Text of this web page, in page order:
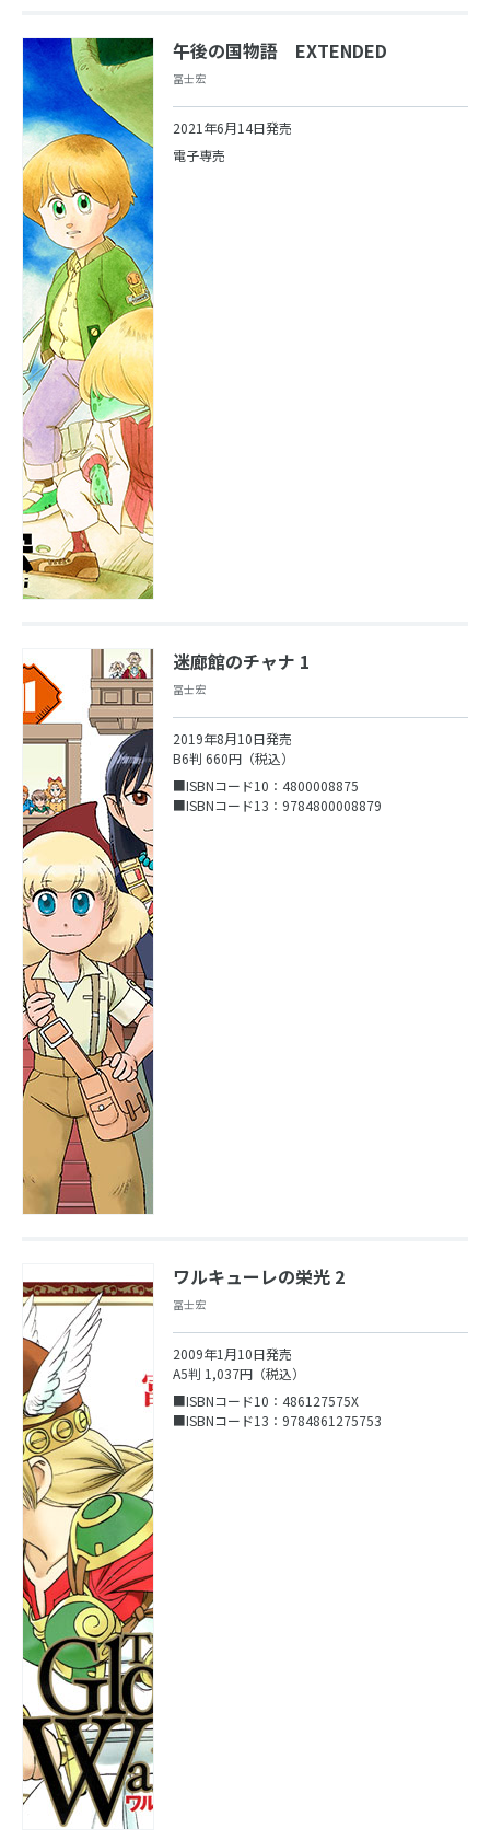
午後の国物語 EXTENDED
冨士宏
2021年6月14日発売
電子専売
迷廊館のチャナ 1
冨士宏
2019年8月10日発売
B6判 660円（税込）
■ISBNコード10：4800008875
■ISBNコード13：9784800008879
ワルキューレの栄光 2
冨士宏
2009年1月10日発売
A5判 1,037円（税込）
■ISBNコード10：486127575X
■ISBNコード13：9784861275753